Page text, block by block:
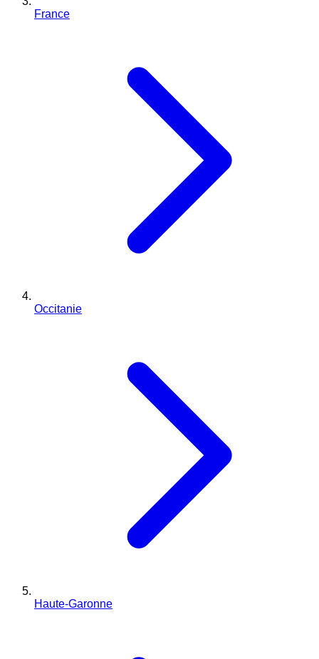
France
Occitanie
Haute-Garonne